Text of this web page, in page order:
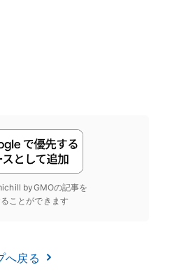
byGMOの記事を
ことができます
へ戻る